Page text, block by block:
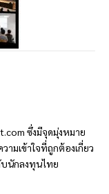
ซึ่งมีจุดมุ่งหมาย
ามเข้าใจที่ถูกต้องเกี่ยว
นักลงทุนไทย